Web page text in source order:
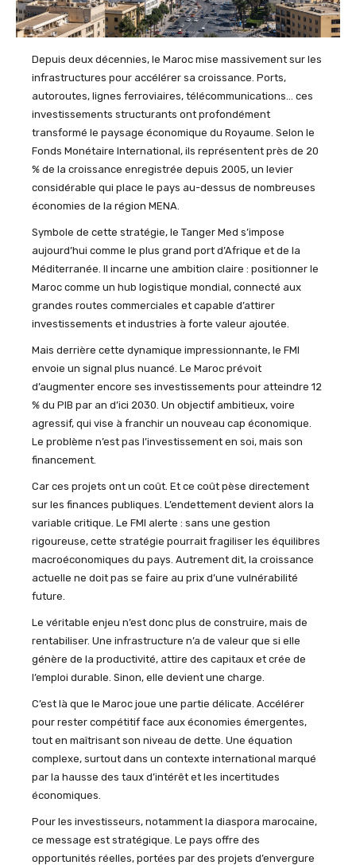
Depuis deux décennies, le Maroc mise massivement sur les
infrastructures pour accélérer sa croissance. Ports,
autoroutes, lignes ferroviaires, télécommunications… ces
investissements structurants ont profondément
transformé le paysage économique du Royaume. Selon le
Fonds Monétaire International, ils représentent près de 20
% de la croissance enregistrée depuis 2005, un levier
considérable qui place le pays au-dessus de nombreuses
économies de la région MENA.
Symbole de cette stratégie, le Tanger Med s’impose
aujourd’hui comme le plus grand port d’Afrique et de la
Méditerranée. Il incarne une ambition claire : positionner le
Maroc comme un hub logistique mondial, connecté aux
grandes routes commerciales et capable d’attirer
investissements et industries à forte valeur ajoutée.
Mais derrière cette dynamique impressionnante, le FMI
envoie un signal plus nuancé. Le Maroc prévoit
d’augmenter encore ses investissements pour atteindre 12
% du PIB par an d’ici 2030. Un objectif ambitieux, voire
agressif, qui vise à franchir un nouveau cap économique.
Le problème n’est pas l’investissement en soi, mais son
financement.
Car ces projets ont un coût. Et ce coût pèse directement
sur les finances publiques. L’endettement devient alors la
variable critique. Le FMI alerte : sans une gestion
rigoureuse, cette stratégie pourrait fragiliser les équilibres
macroéconomiques du pays. Autrement dit, la croissance
actuelle ne doit pas se faire au prix d’une vulnérabilité
future.
Le véritable enjeu n’est donc plus de construire, mais de
rentabiliser. Une infrastructure n’a de valeur que si elle
génère de la productivité, attire des capitaux et crée de
l’emploi durable. Sinon, elle devient une charge.
C’est là que le Maroc joue une partie délicate. Accélérer
pour rester compétitif face aux économies émergentes,
tout en maîtrisant son niveau de dette. Une équation
complexe, surtout dans un contexte international marqué
par la hausse des taux d’intérêt et les incertitudes
économiques.
Pour les investisseurs, notamment la diaspora marocaine,
ce message est stratégique. Le pays offre des
opportunités réelles, portées par des projets d’envergure